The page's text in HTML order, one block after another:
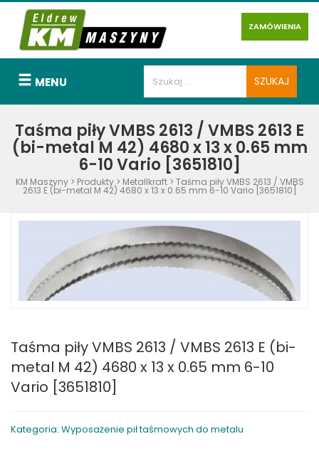
ZAMÓWIENIA
MENU
Taśma piły VMBS 2613 / VMBS 2613 E
(bi-metal M 42) 4680 x 13 x 0.65 mm
6-10 Vario [3651810]
KM Maszyny> Produkty> Metallkraft> Taśma piły VMBS 2613 / VMBS
2613 E (bi-metal M 42) 4680 x 13 x 0.65 mm 6-10 Vario [3651810]
Taśma piły VMBS 2613 / VMBS 2613 E (bi-
metal M 42) 4680 x 13 x 0.65 mm 6-10
Vario [3651810]
Kategoria: Wyposażenie pił taśmowych do metalu